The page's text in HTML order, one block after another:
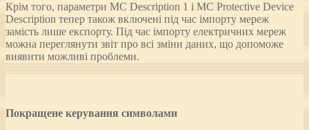
Крім того, параметри MC Description 1 і MC Protective Device
Description тепер також включені під час імпорту мереж
замість лише експорту. Під час імпорту електричних мереж
можна переглянути звіт про всі зміни даних, що допоможе
виявити можливі проблеми.
Покращене керування символами